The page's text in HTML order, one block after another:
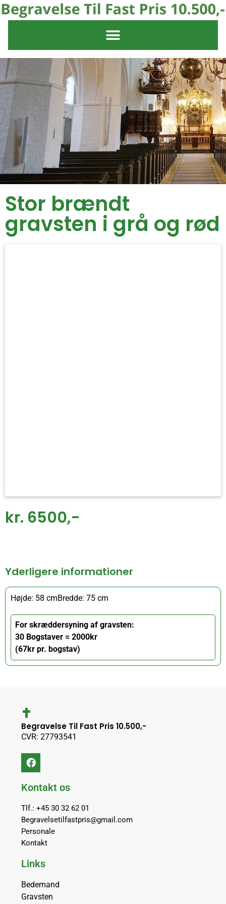
Stor brændt
gravsten i grå og rød
kr. 6500,-
Yderligere informationer
Højde: 58 cmBredde: 75 cm
For skræddersyning af gravsten:
30 Bogstaver = 2000kr
(67kr pr. bogstav)
Begravelse Til Fast Pris 10.500,-
CVR: 27793541
Kontakt os
Tlf.: +45 30 32 62 01
Begravelsetilfastpris@gmail.com
Personale
Kontakt
Links
Bedemand
Gravsten